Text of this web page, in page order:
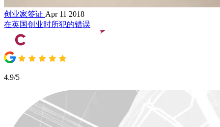
创业家签证 Apr 11 2018
在英国创业时所犯的错误
4.9/5